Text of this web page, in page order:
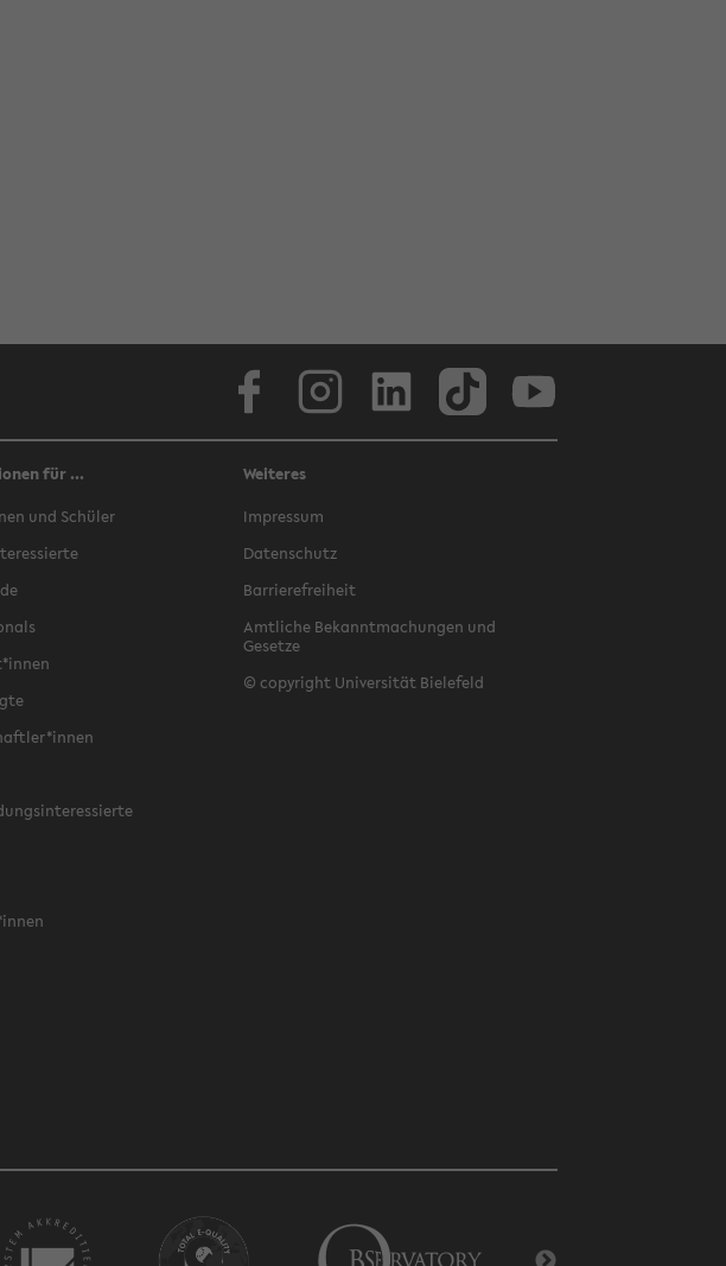
für ...
und Schüler
Weiteres
Impressum
Datenschutz
Barrierefreiheit
Amtliche Bekanntmachungen und
Gesetze
© copyright Universität Bielefeld